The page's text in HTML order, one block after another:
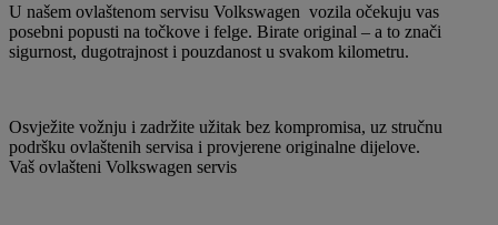
U našem ovlaštenom servisu Volkswagen vozila očekuju vas
posebni popusti na točkove i felge. Birate original – a to znači
sigurnost, dugotrajnost i pouzdanost u svakom kilometru.
Osvježite vožnju i zadržite užitak bez kompromisa, uz stručnu
podršku ovlaštenih servisa i provjerene originalne dijelove.
Vaš ovlašteni Volkswagen servis